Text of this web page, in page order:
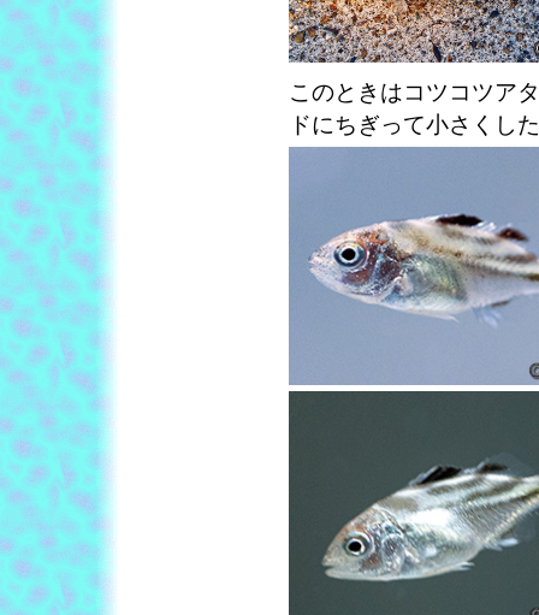
このときはコツコツア
ドにちぎって小さくし